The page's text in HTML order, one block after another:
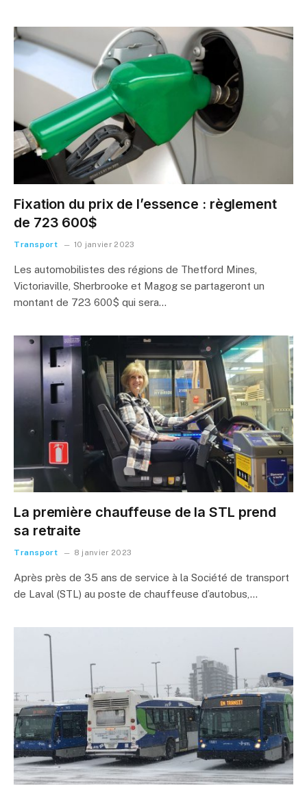
Fixation du prix de l’essence : règlement
de 723 600$
Transport 10 janvier 2023
Les automobilistes des régions de Thetford Mines,
Victoriaville, Sherbrooke et Magog se partageront un
montant de 723 600$ qui sera…
La première chauffeuse de la STL prend
sa retraite
Transport 8 janvier 2023
Après près de 35 ans de service à la Société de transport
de Laval (STL) au poste de chauffeuse d’autobus,…